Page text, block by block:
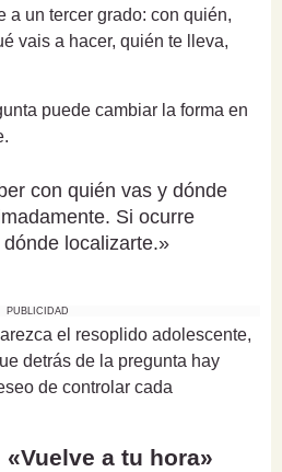
a un tercer grado: con quién,
vais a hacer, quién te lleva,
puede cambiar la forma en
con quién vas y dónde
Si ocurre
localizarte.»
PUBLICIDAD
el resoplido adolescente,
detrás de la pregunta hay
de controlar cada
a tu hora»